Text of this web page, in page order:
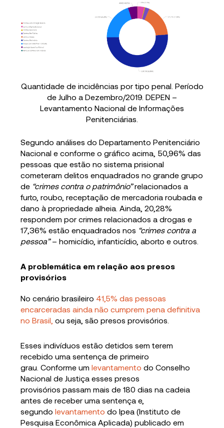
Quantidade de incidências por tipo penal. Período
de Julho a Dezembro/2019. DEPEN –
Levantamento Nacional de Informações
Penitenciárias.
Segundo análises do Departamento Penitenciário
Nacional e conforme o gráfico acima, 50,96% das
pessoas que estão no sistema prisional
cometeram delitos enquadrados no grande grupo
de “crimes contra o patrimônio”relacionados a
furto, roubo, receptação de mercadoria roubada e
dano à propriedade alheia. Ainda, 20,28%
respondem por crimes relacionados a drogas e
17,36% estão enquadrados nos “crimes contra a
pessoa”– homicídio, infanticídio, aborto e outros.
A problemática em relação aos presos
provisórios
No cenário brasileiro 41,5% das pessoas
encarceradas ainda não cumprem pena definitiva
no Brasil, ou seja, são presos provisórios.
Esses indivíduos estão detidos sem terem
recebido uma sentença de primeiro
grau. Conforme umlevantamento do Conselho
Nacional de Justiça esses presos
provisórios passam mais de 180 dias na cadeia
antes de receber uma sentença e,
segundolevantamento do Ipea (Instituto de
Pesquisa Econômica Aplicada) publicado em